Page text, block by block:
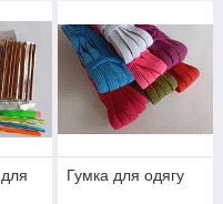
для
Гумка для одягу